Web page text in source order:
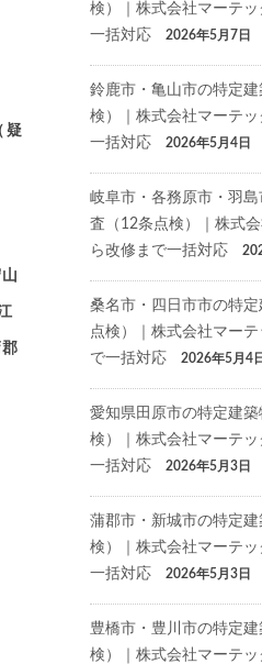
疑
検）｜株式会社マーテ
一括対応
2026年5月7日
鈴鹿市・亀山市の特定
検）｜株式会社マーテ
一括対応
2026年5月4日
岐阜市・各務原市・羽
査（12条点検）｜株式
ら改修まで一括対応
桑名市・四日市市の特
点検）｜株式会社マー
で一括対応
2026年5月4日
愛知県田原市の特定建
検）｜株式会社マーテ
一括対応
2026年5月3日
蒲郡市・新城市の特定
検）｜株式会社マーテ
一括対応
2026年5月3日
豊橋市・豊川市の特定
検）｜株式会社マーテ